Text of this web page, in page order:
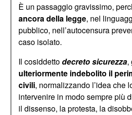
È un passaggio gravissimo,
ancora della legge, nel
pubblico, nell’autocensura
caso isolato.
Il cosiddettodecreto sicurezza,
ulteriormente indebolito il
civili, normalizzando l’idea che
intervenire in modo sempre più
il dissenso, la protesta, la